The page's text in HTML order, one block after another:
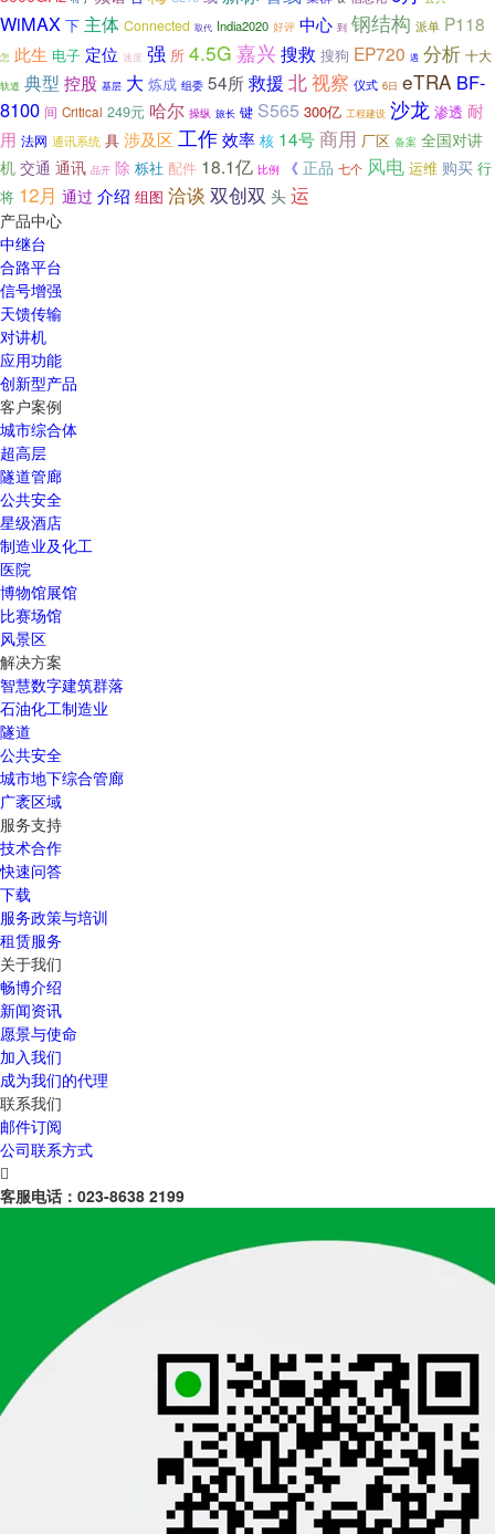
WiMAX 下 主体 Connected 取代 India2020 好评 中心 到 钢结构 派单 P118
怎 此生 电子 定位 速度 强 所 4.5G 嘉兴搜救 搜狗 EP720 遇 分析 十大
轨道 典型 控股 基层 大 炼成 组委 54所救援 北视察 仪式 6日 eTRA BF-
8100 间 Critical 249元 哈尔 操纵 旅长 键 S565 300亿 工程建设 沙龙 渗透 耐
用 法网 通讯系统 具 涉及区 工作效率 核 14号商用 厂区 备案 全国对讲
机 交通 通讯 品开 除 栎社 配件 18.1亿 比例 《 正品 七个 风电 运维 购买 行
将 12月 通过 介绍 组图 洽谈 双创双 头 运
产品中心
中继台
合路平台
信号增强
天馈传输
对讲机
应用功能
创新型产品
客户案例
城市综合体
超高层
隧道管廊
公共安全
星级酒店
制造业及化工
医院
博物馆展馆
比赛场馆
风景区
解决方案
智慧数字建筑群落
石油化工制造业
隧道
公共安全
城市地下综合管廊
广袤区域
服务支持
技术合作
快速问答
下载
服务政策与培训
租赁服务
关于我们
畅博介绍
新闻资讯
愿景与使命
加入我们
成为我们的代理
联系我们
邮件订阅
公司联系方式

客服电话： 023-8638 2199